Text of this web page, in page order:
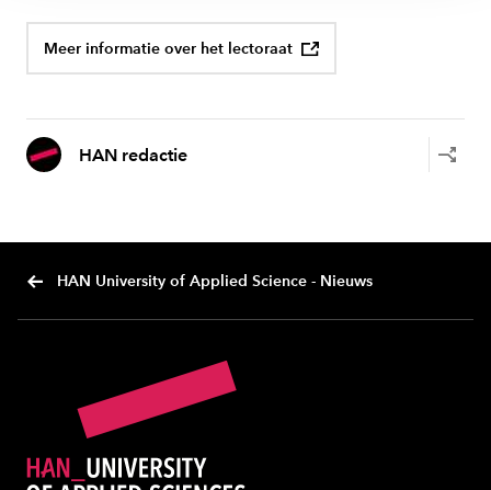
Meer informatie over het lectoraat
HAN redactie
HAN University of Applied Science - Nieuws